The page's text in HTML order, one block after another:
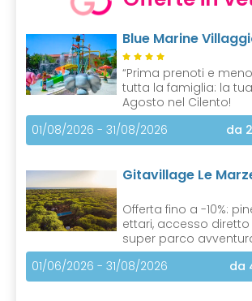
Blue Marine
“Prima prenoti e
tutta la famiglia: la
Agosto nel Cilento!
01/08/2026 - 31/08/2026
da
Gitavillage Le
Offerta fino a -10%:
ettari, accesso
super parco
01/06/2026 - 31/08/2026
da